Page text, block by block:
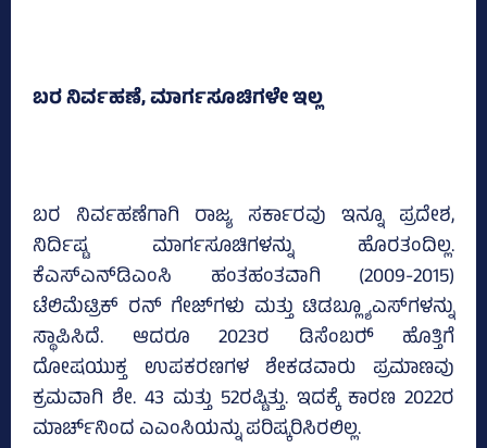
ಬರ ನಿರ್ವಹಣೆ, ಮಾರ್ಗಸೂಚಿಗಳೇ ಇಲ್ಲ
ಬರ ನಿರ್ವಹಣೆಗಾಗಿ ರಾಜ್ಯ ಸರ್ಕಾರವು ಇನ್ನೂ ಪ್ರದೇಶ,
ನಿರ್ದಿಷ್ಟ ಮಾರ್ಗಸೂಚಿಗಳನ್ನು ಹೊರತಂದಿಲ್ಲ.
ಕೆಎಸ್‌ಎನ್‌ಡಿಎಂಸಿ ಹಂತಹಂತವಾಗಿ (2009-2015)
ಟೆಲಿಮೆಟ್ರಿಕ್‌ ರನ್‌ ಗೇಜ್‌ಗಳು ಮತ್ತು ಟಿಡಬ್ಲ್ಯೂಎಸ್‌ಗಳನ್ನು
ಸ್ಥಾಪಿಸಿದೆ. ಆದರೂ 2023ರ ಡಿಸೆಂಬರ್‍‌ ಹೊತ್ತಿಗೆ
ದೋಷಯುಕ್ತ ಉಪಕರಣಗಳ ಶೇಕಡವಾರು ಪ್ರಮಾಣವು
ಕ್ರಮವಾಗಿ ಶೇ. 43 ಮತ್ತು 52ರಷ್ಟಿತ್ತು. ಇದಕ್ಕೆ ಕಾರಣ 2022ರ
ಮಾರ್ಚ್‌ನಿಂದ ಎಎಂಸಿಯನ್ನು ಪರಿಷ್ಕರಿಸಿರಲಿಲ್ಲ.